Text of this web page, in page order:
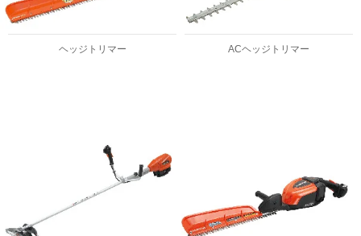
ヘッジトリマー ACヘッジトリマー